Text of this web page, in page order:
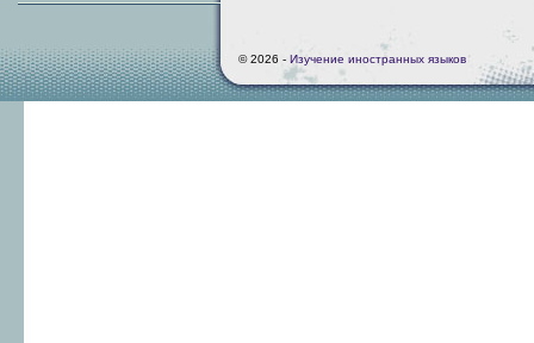
© 2026 - Изучение иностранных языков